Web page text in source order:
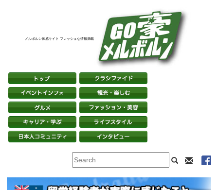
メルボルン体感サイト フレッシュな情報満載